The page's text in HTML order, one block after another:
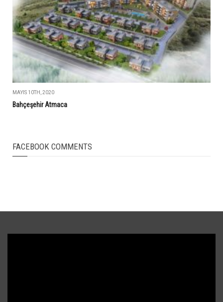
MAYIS 10TH, 2020
Bahçeşehir Atmaca
FACEBOOK COMMENTS